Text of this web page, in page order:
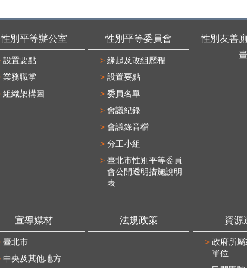
性別平等辦公室
設置要點
業務職掌
組織架構圖
性別平等委員會
緣起及改組歷程
設置要點
委員名單
會議紀錄
會議錄音檔
分工小組
臺北市性別平等委員
會公開透明措施說明
表
性別友善
宣導媒材
臺北市
中央及其他地方
法規政策 資源
政府所
單位